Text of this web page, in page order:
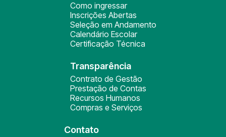
Como ingressar
Inscrições Abertas
Seleção em Andamento
Calendário Escolar
Certificação Técnica
Transparência
Contrato de Gestão
Prestação de Contas
Recursos Humanos
Compras e Serviços
Contato